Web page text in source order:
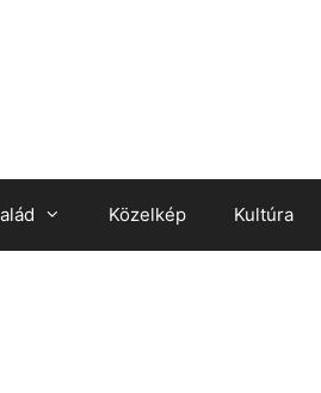
Közelkép Kultúra